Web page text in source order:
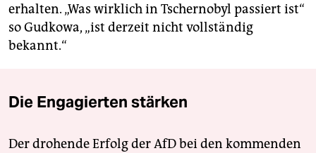
erhalten. „Was wirklich in Tschernobyl passiert ist“
so Gudkowa, „ist derzeit nicht vollständig
bekannt.“
Die Engagierten stärken
Der drohende Erfolg der AfD bei den kommenden